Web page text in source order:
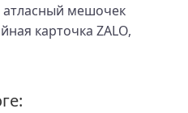
атласный мешочек
карточка ZALO,